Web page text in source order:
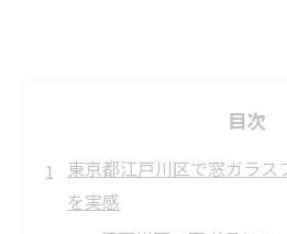
目次
東京都江戸川区で窓ガラス
を実感